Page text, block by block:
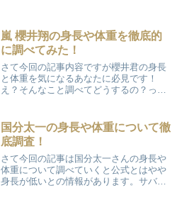
市生...
嵐 櫻井翔の身長や体重を徹底的
に調べてみた！
さて今回の記事内容ですが櫻井君の身長
と体重を気になるあなたに必見です！
え？そんなこと調べてどうするの？って
をご紹介致します。広告身長についてさ
て櫻井君は一体どれぐらい背...
国分太一の身長や体重について徹
底調査！
さて今回の記事は国分太一さんの身長や
体重について調べていくと公式とはやや
身長が低いとの情報があります。サバ読